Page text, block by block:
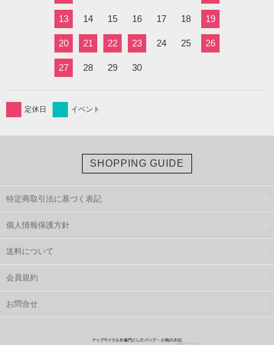
13 14 15 16 17 18 19
20 21 22 23 24 25 26
27 28 29 30
定休日 イベント
SHOPPING GUIDE
特定商取引法に基づく表記
個人情報保護方針
送料について
会員規約
お問合せ